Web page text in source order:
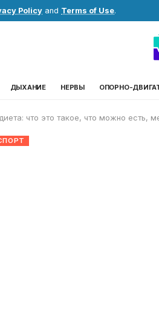
Policy and Terms of Use.
ДЫХАНИЕ НЕРВЫ ОПОРНО-
что это такое, что можно есть,